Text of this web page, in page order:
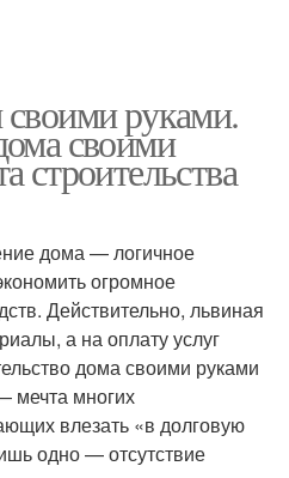
руками.
своими
строительства
дома — логичное
огромное
Действительно, львиная
а на оплату услуг
дома своими руками
мечта многих
влезать «в долговую
одно — отсутствие